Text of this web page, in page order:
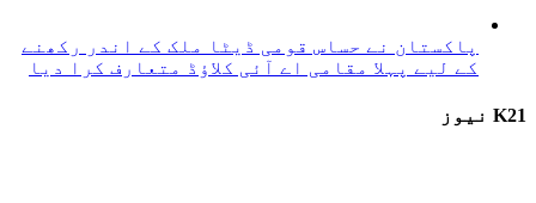
پاکستان نے حساس قومی ڈیٹا ملک کے اندر رکھنے
کے لیے پہلا مقامی اے آئی کلاؤڈ متعارف کرا دیا
K21 نیوز